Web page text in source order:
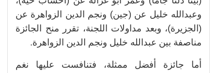
وعبدالله خليل عن (جين) ونجم الدين الزواهرة عن
(الجزيرة)، وبعد مداولات اللجنة، تقرر منح الجائزة
مناصفة بين عبدالله خليل ونجم الدين الزواهرة.
أما جائزة أفضل ممثلة، فتنافست عليها نغم